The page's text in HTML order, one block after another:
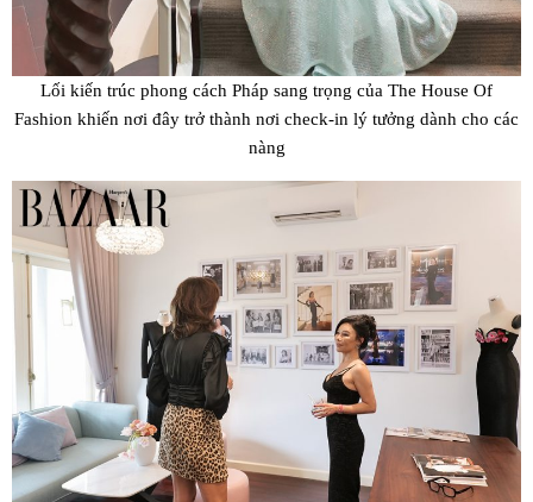
Lối kiến trúc phong cách Pháp sang trọng của The House Of
Fashion khiến nơi đây trở thành nơi check-in lý tưởng dành cho các
nàng